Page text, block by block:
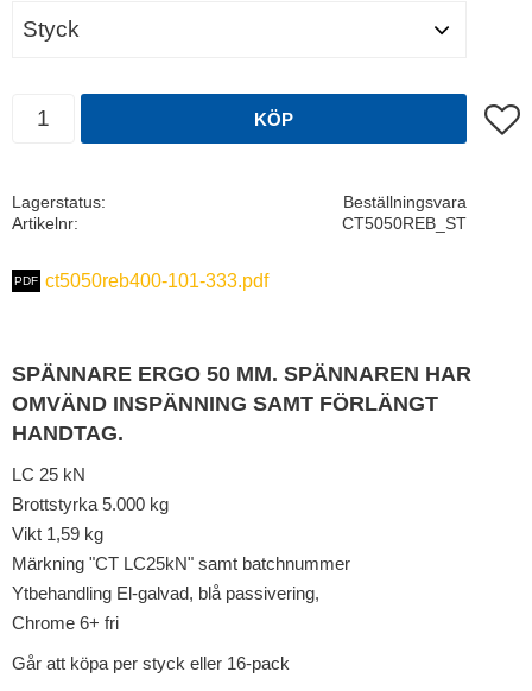
KÖP Lägg
Lagerstatus
Beställningsvara
Artikelnr
CT5050REB_ST
ct5050reb400-101-333.pdf
SPÄNNARE ERGO 50 MM. SPÄNNAREN HAR
OMVÄND INSPÄNNING SAMT FÖRLÄNGT
HANDTAG.
LC 25 kN
Brottstyrka 5.000 kg
Vikt 1,59 kg
Märkning "CT LC25kN" samt batchnummer
Ytbehandling El-galvad, blå passivering,
Chrome 6+ fri
Går att köpa per styck eller 16-pack